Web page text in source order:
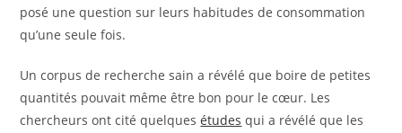
posé une question sur leurs habitudes de consommation
qu’une seule fois.
Un corpus de recherche sain a révélé que boire de petites
quantités pouvait même être bon pour le cœur. Les
chercheurs ont cité quelquesétudes qui a révélé que les